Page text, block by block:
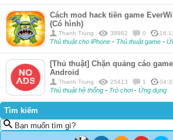
Cách mod hack tiền game
(Có hình)
Thanh Trung 38982 0
Thủ thuật cho iPhone - Thủ thuật game -
[Thủ thuật] Chặn quảng cáo
Android
Thanh Trung 25413 1
Thủ thuật hệ thống - Trò chơi- Ứng dụng
Tìm kiếm
Bạn muốn tìm gì?